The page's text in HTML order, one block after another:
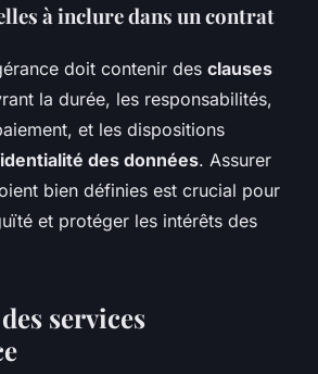
à inclure dans un contrat
doit contenir des clauses
la durée, les responsabilités,
et les dispositions
des données. Assurer
bien définies est crucial pour
et protéger les intérêts des
services